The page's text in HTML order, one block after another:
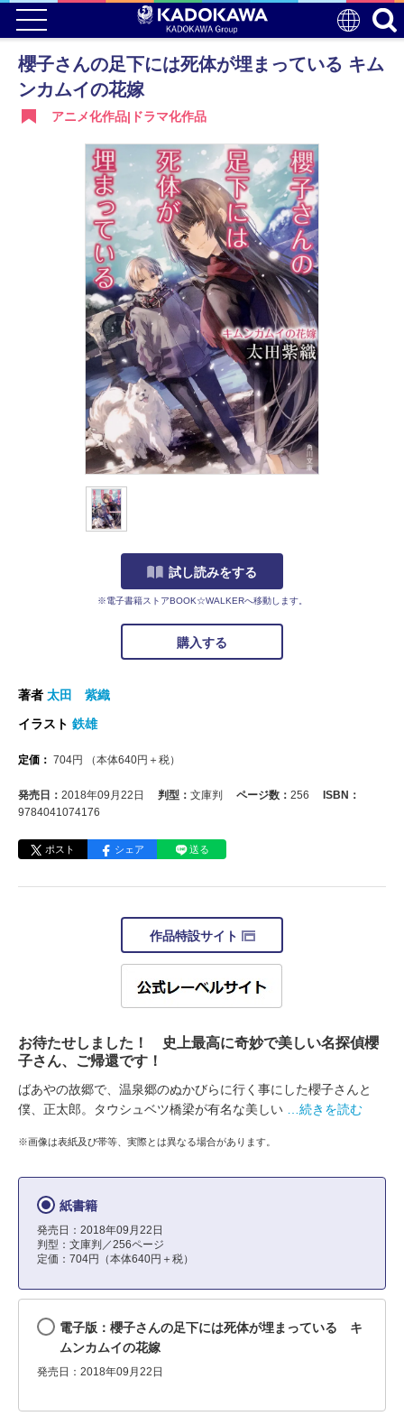
櫻子さんの足下には死体が埋まっている キム
ンカムイの花嫁
アニメ化作品|ドラマ化作品
試し読みをする
※電子書籍ストアBOOK☆WALKERへ移動します。
購入する
著者 太田 紫織
イラスト 鉄雄
定価： 704円 （本体640円＋税）
発売日： 2018年09月22日 判型： 文庫判 ページ数： 256
ISBN：
9784041074176
ポスト シェア 送る
作品特設サイト
お待たせしました！ 史上最高に奇妙で美しい名探偵櫻
子さん、ご帰還です！
ばあやの故郷で、温泉郷のぬかびらに行く事にした櫻子さんと
僕、正太郎。タウシュベツ橋梁が有名な美しい
…続きを読む
※画像は表紙及び帯等、実際とは異なる場合があります。
紙書籍
発売日：2018年09月22日
判型：文庫判／256ページ
定価：704円（本体640円＋税）
電子版：櫻子さんの足下には死体が埋まっている キ
ムンカムイの花嫁
発売日：2018年09月22日